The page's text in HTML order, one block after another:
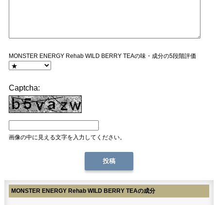
MONSTER ENERGY Rehab WILD BERRY TEAの味・成分の5段階評価
Captcha:
画像の中に見える文字を入力してください。
MONSTER ENERGY Rehab WILD BERRY TEAの成分